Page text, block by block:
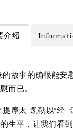
介绍
的故事的确很能安
而已。
提摩太·凯勒以*经
生平，让我们看